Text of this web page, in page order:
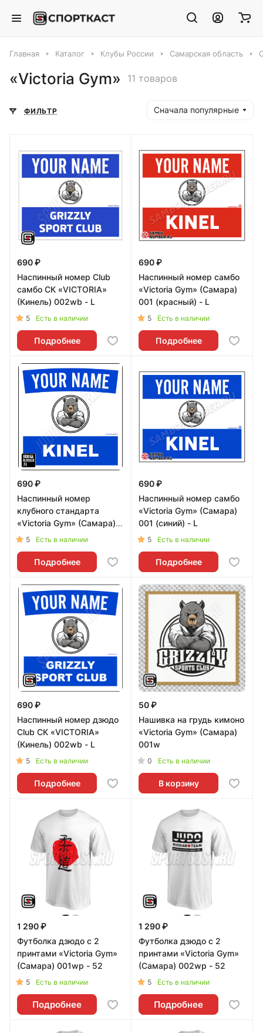
Главная Каталог Клубы России Самарская область
«Victoria Gym» 11 товаров
ФИЛЬТР Сначала популярные
690 ₽
Наспинный номер Club
самбо СК «VICTORIA»
(Кинель) 002wb - L
5 Есть в наличии
Подробнее
690 ₽
Наспинный номер самбо
«Victoria Gym» (Самара)
001 (красный) - L
5 Есть в наличии
Подробнее
690 ₽
Наспинный номер
клубного стандарта
«Victoria Gym» (Самара)
001b - L
5 Есть в наличии
Подробнее
690 ₽
Наспинный номер самбо
«Victoria Gym» (Самара)
001 (синий) - L
5 Есть в наличии
Подробнее
690 ₽
Наспинный номер дзюдо
Club СК «VICTORIA»
(Кинель) 002wb - L
5 Есть в наличии
Подробнее
50 ₽
Нашивка на грудь кимоно
«Victoria Gym» (Самара)
001w
0 Есть в наличии
В корзину
1 290 ₽
Футболка дзюдо с 2
принтами «Victoria Gym»
(Самара) 001wp - 52
5 Есть в наличии
Подробнее
1 290 ₽
Футболка дзюдо с 2
принтами «Victoria Gym»
(Самара) 002wp - 52
5 Есть в наличии
Подробнее